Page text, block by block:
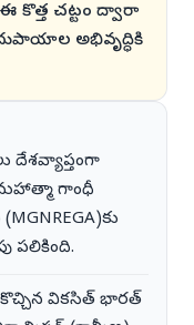
ఈ కొత్త చట్టం ద్వారా
అభివృద్ధికి
దేశవ్యాప్తంగా
మహాత్మా గాంధీ
పలికింది.
వికసిత్ భారత్